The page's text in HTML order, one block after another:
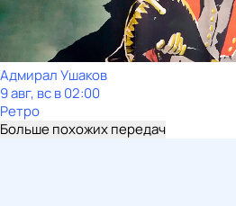
Адмирал Ушаков
9 авг, вс в 02:00
Ретро
Больше похожих передач